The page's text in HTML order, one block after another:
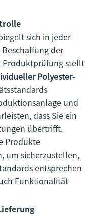
sich in jeder
der
Produktprüfung stellt
Polyester-
und
dass Sie ein
übertrifft.
Produkte
um sicherzustellen,
entsprechen
Funktionalität